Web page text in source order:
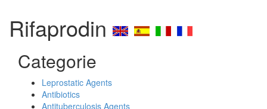
Rifaprodin
Categorie
Leprostatic Agents
Antibiotics
Antituberculosis Agents